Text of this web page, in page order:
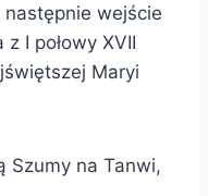
następnie wejście
I połowy XVII
Maryi
Szumy na Tanwi,